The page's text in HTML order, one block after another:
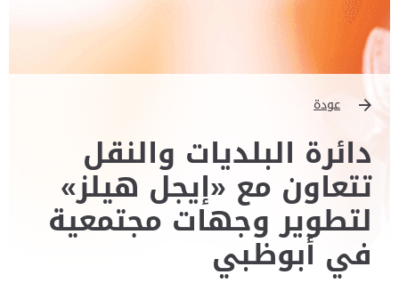
عودة
دائرة البلديات والنقل
تتعاون مع «إيجل هيلز»
لتطوير وجهات مجتمعية
في أبوظبي